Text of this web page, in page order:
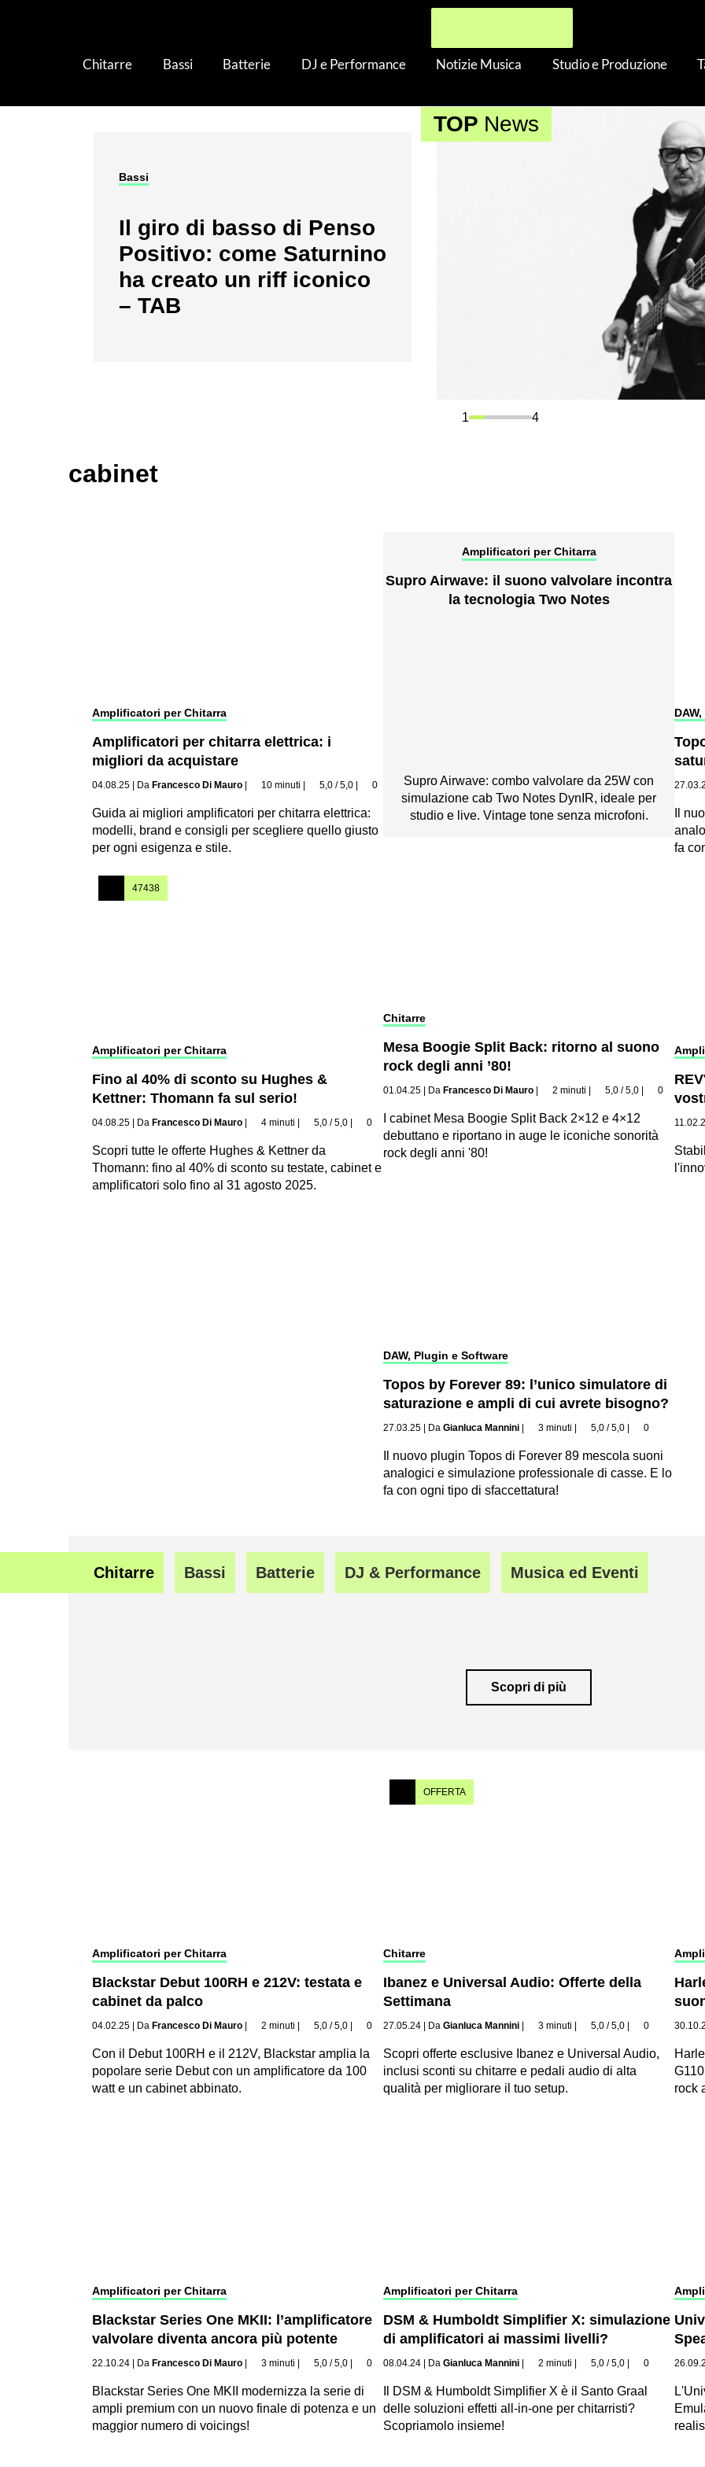
Chitarre Bassi Batterie DJ e Performance Notizie Musica Studio e Produzione
Bassi
Il giro di basso di Penso
Positivo: come Saturnino
ha creato un riff iconico
– TAB
TOP News
1 4
cabinet
Amplificatori per Chitarra
Amplificatori per chitarra elettrica: i
migliori da acquistare
04.08.25 | Da Francesco Di Mauro | 10 minuti | 5,0 / 5,0 | 0
Guida ai migliori amplificatori per chitarra elettrica:
modelli, brand e consigli per scegliere quello giusto
per ogni esigenza e stile.
47438
Amplificatori per Chitarra
Fino al 40% di sconto su Hughes &
Kettner: Thomann fa sul serio!
04.08.25 | Da Francesco Di Mauro | 4 minuti | 5,0 / 5,0 | 0
Scopri tutte le offerte Hughes & Kettner da
Thomann: fino al 40% di sconto su testate, cabinet e
amplificatori solo fino al 31 agosto 2025.
Amplificatori per Chitarra
Supro Airwave: il suono valvolare incontra
la tecnologia Two Notes
Supro Airwave: combo valvolare da 25W con
simulazione cab Two Notes DynIR, ideale per
studio e live. Vintage tone senza microfoni.
Chitarre
Mesa Boogie Split Back: ritorno al suono
rock degli anni ’80!
01.04.25 Da Francesco Di Mauro 2 minuti 5,0 / 5,0 0
I cabinet Mesa Boogie Split Back 2×12 e 4×12
debuttano e riportano in auge le iconiche sonorità
rock degli anni '80!
DAW, Plugin e Software
Topos by Forever 89: l’unico simulatore di
saturazione e ampli di cui avrete bisogno?
27.03.25 | Da Gianluca Mannini | 3 minuti | 5,0 / 5,0 | 0
Il nuovo plugin Topos di Forever 89 mescola suoni
analogici e simulazione professionale di casse. E lo
fa con ogni tipo di sfaccettatura!
Il
fa
Chitarre Bassi Batterie DJ & Performance Musica ed Eventi
Scopri di più
Amplificatori per Chitarra
Blackstar Debut 100RH e 212V: testata e
cabinet da palco
04.02.25 Da Francesco Di Mauro 2 minuti 5,0 / 5,0 0
Con il Debut 100RH e il 212V, Blackstar amplia la
popolare serie Debut con un amplificatore da 100
watt e un cabinet abbinato.
Amplificatori per Chitarra
Blackstar Series One MKII: l’amplificatore
valvolare diventa ancora più potente
22.10.24 Da Francesco Di Mauro 3 minuti 5,0 / 5,0 0
Blackstar Series One MKII modernizza la serie di
ampli premium con un nuovo finale di potenza e un
maggior numero di voicings!
OFFERTA
Chitarre
Ibanez e Universal Audio: Offerte della
Settimana
27.05.24 Da Gianluca Mannini 3 minuti 5,0 / 5,0 0
Scopri offerte esclusive Ibanez e Universal Audio,
inclusi sconti su chitarre e pedali audio di alta
qualità per migliorare il tuo setup.
Amplificatori per Chitarra
DSM & Humboldt Simplifier X: simulazione
di amplificatori ai massimi livelli?
08.04.24 Da Gianluca Mannini 2 minuti 5,0 / 5,0 0
Il DSM & Humboldt Simplifier X è il Santo Graal
delle soluzioni effetti all-in-one per chitarristi?
Scopriamolo insieme!
rock